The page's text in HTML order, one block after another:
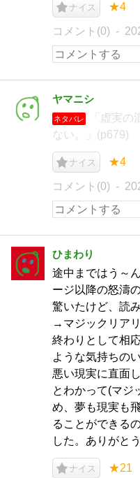
ナイス ★4
コメント(0)
ヤマニシ
ネタバレ
「虚実
ない。」(p679)
ナイス ★4
コメント(0)
ひまわり
途中まではう～
ージ以降の怒濤
驚いたけど、読
→マジックリア
終わりとして相
ような気持ちの
悪い現実に直面
とわかって(マジ
め、夢も現実も
ることができる
した。ありがと
ナイス ★21